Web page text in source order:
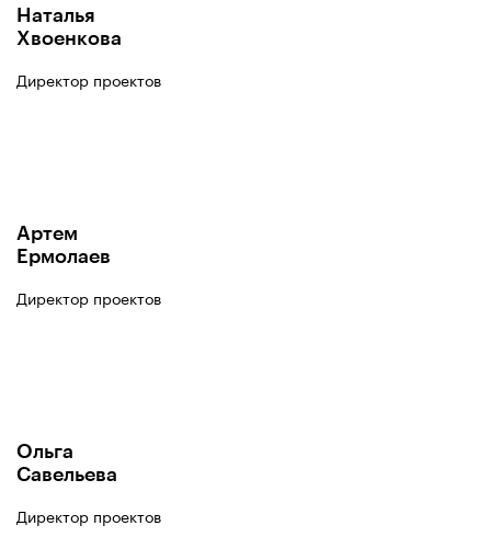
Наталья
Хвоенкова
Директор проектов
Артем
Ермолаев
Директор проектов
Ольга
Савельева
Директор проектов